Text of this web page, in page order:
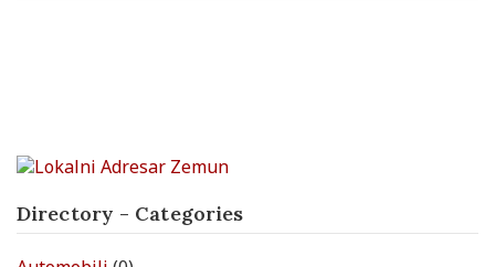
Directory - Categories